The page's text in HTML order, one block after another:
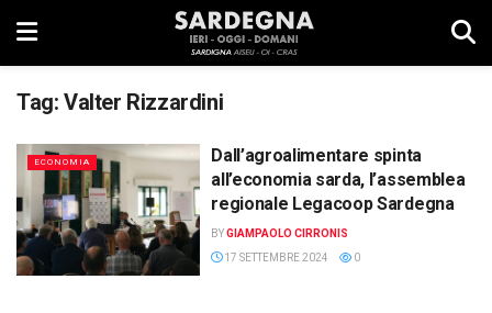
Tag: Valter Rizzardini
ECONOMIA
Dall’agroalimentare spinta
all’economia sarda, l’assemblea
regionale Legacoop Sardegna
BYGIAMPAOLO CIRRONIS
17 SETTEMBRE 2024
0